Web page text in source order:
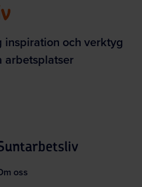
och verktyg
arbetsplatser
oss